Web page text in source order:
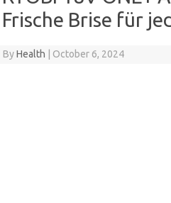
Frische Brise für
ByHealth October 6, 2024